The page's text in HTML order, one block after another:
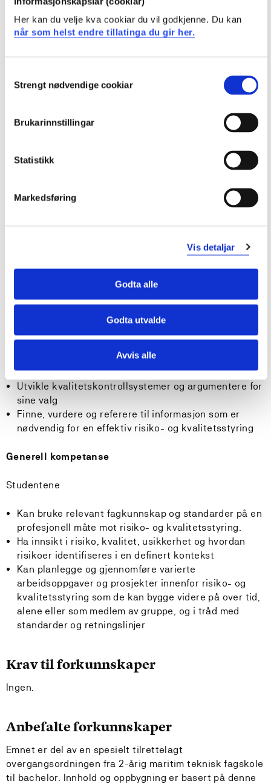
Her kan du velje kva cookiar du vil godkjenne. Du kan
når som helst endre tillatinga du gir her.
Selection
Strengt nødvendige cookiar
Brukarinnstillingar
Statistikk
Markedsføring
Vis detaljar
Godta alle
Godta utvalde
Avvis alle
Relevante standarder for risiko- og kvalitetsstyring
Forstå
disse brukes til å identifisere farekilder, trusler og
uønskede hendelser, og analysere
Hovedkilder til usikkerhet som kan påvirke risiko- og
Sette pris på
Hvordan de kan oppdatere sin kunnskap innenfor
Studentene kan
Identifiser uønskede hendelser og farer i en definert
Vurdere den tilhørende usikkerheten i en
risikostyringsprosess
Utvikle kvalitetskontrollsystemer og argumentere for
sine valg
Finne, vurdere og referere til informasjon som er
nødvendig for en effektiv risiko- og kvalitetsstyring
Generell kompetanse
Studentene
Kan bruke relevant fagkunnskap og standarder på en
profesjonell måte mot risiko- og kvalitetsstyring.
Ha innsikt i risiko, kvalitet, usikkerhet og hvordan
risikoer identifiseres i en definert kontekst
Kan planlegge og gjennomføre varierte
arbeidsoppgaver og prosjekter innenfor risiko- og
kvalitetsstyring som de kan bygge videre på over tid,
alene eller som medlem av gruppe, og i tråd med
standarder og retningslinjer
Krav til forkunnskaper
Ingen.
Anbefalte forkunnskaper
Emnet er del av en spesielt tilrettelagt
overgangsordningen fra 2-årig maritim teknisk fagskole
til bachelor. Innhold og oppbygning er basert på denne